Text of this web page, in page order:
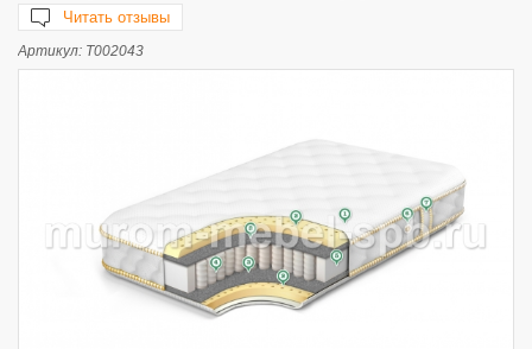
Читать отзывы
Артикул: Т002043